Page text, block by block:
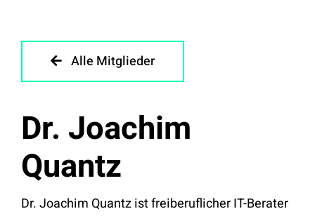
Alle Mitglieder
Dr. Joachim
Quantz
Dr. Joachim Quantz ist freiberuflicher IT-Berater